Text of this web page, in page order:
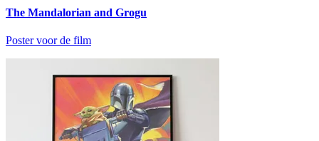
The Mandalorian and Grogu
Poster voor de film